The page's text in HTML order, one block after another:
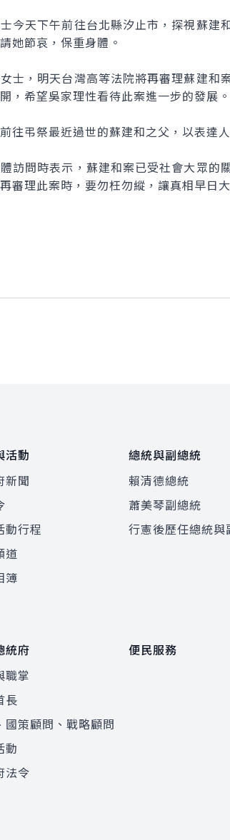
天下午前往台北縣汐止市，探視蘇建
她節哀，保重身體。
，明天台灣高等法院將再審理蘇建和
，希望吳家理性看待此案進一步的發展。
弔祭最近過世的蘇建和之父，以表達人
問時表示，蘇建和案已受社會大眾的
審理此案時，要勿枉勿縱，讓真相早日
活動
新聞
動行程
道
簿
總統與副總統
賴清德總統
蕭美琴副總統
行憲後歷任總統與
統府
職掌
長
國策顧問、戰略顧問
動
法令
便民服務